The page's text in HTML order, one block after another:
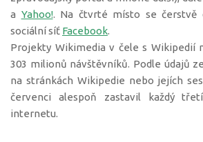
a Yahoo!. Na čtvrté místo se čerstvě
sociální síť Facebook.
Projekty Wikimedia v čele s Wikipedií
303 milionů návštěvníků. Podle údajů
na stránkách Wikipedie nebo jejích
červenci alespoň zastavil každý
internetu.